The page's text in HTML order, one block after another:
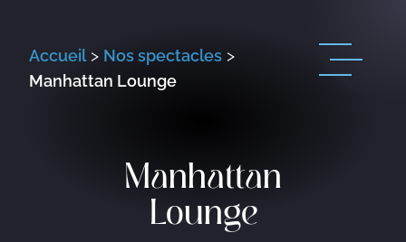
Accueil> Nos spectacles >
Manhattan Lounge
Manhattan
Lounge